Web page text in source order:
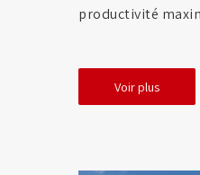
productivité
Voir plus